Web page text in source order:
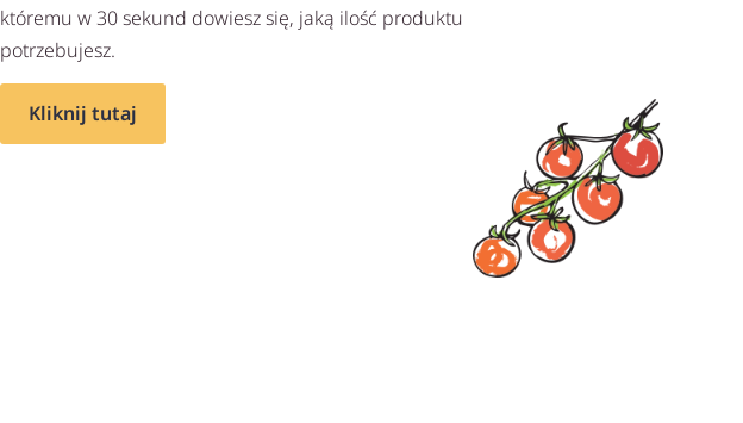
któremu w 30 sekund dowiesz się, jaką ilość produktu
potrzebujesz.
Kliknij tutaj